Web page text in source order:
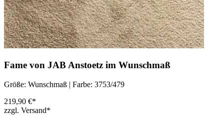
Fame von JAB Anstoetz im Wunschmaß
Größe: Wunschmaß | Farbe: 3753/479
219,90 €*
zzgl. Versand*